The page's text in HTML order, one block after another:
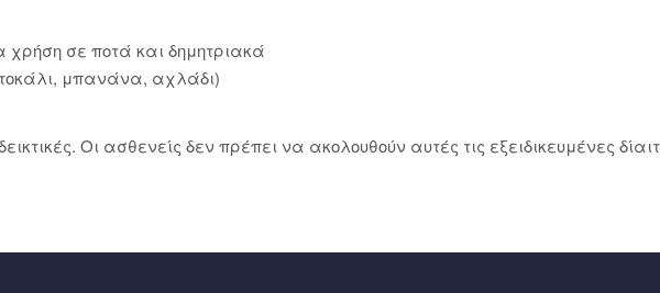
σε ποτά και δημητριακά
μπανάνα, αχλάδι)
Οι ασθενείς δεν πρέπει να ακολουθούν αυτές τις εξειδικευμένες